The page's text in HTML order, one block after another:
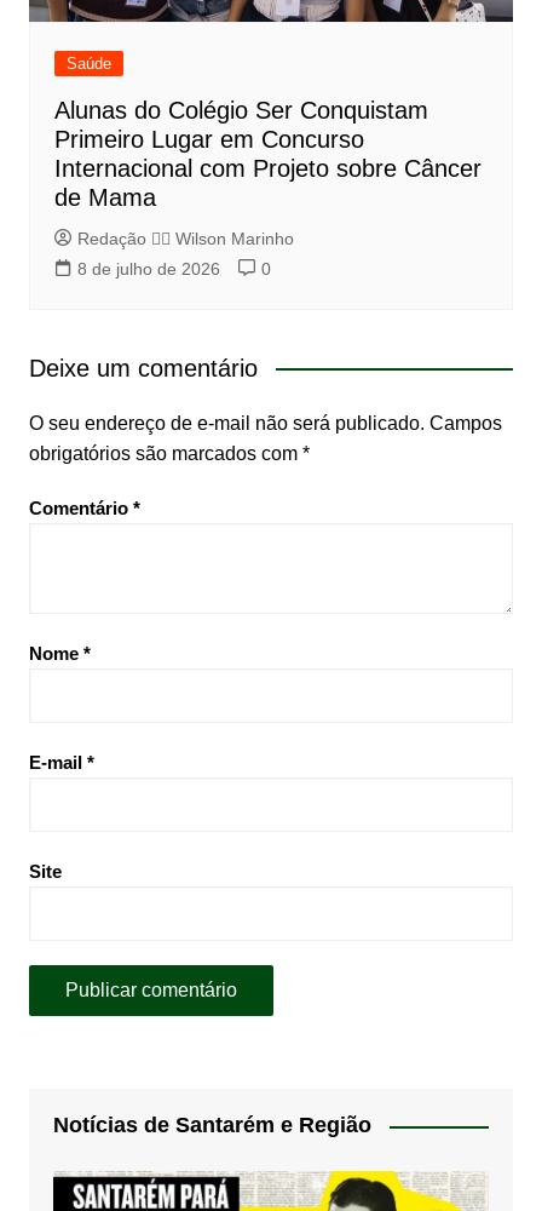
Saúde
Alunas do Colégio Ser Conquistam
Primeiro Lugar em Concurso
Internacional com Projeto sobre Câncer
de Mama
Redação 👨‍⚖️​ Wilson Marinho
8 de julho de 2026
0
Deixe um comentário
O seu endereço de e-mail não será publicado. Campos
obrigatórios são marcados com *
Comentário *
Nome *
E-mail *
Site
Notícias de Santarém e Região